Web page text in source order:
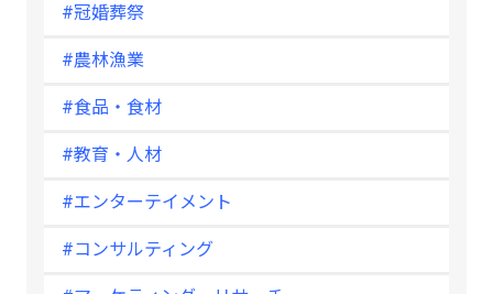
#冠婚葬祭
#農林漁業
#食品・食材
#教育・人材
#エンターテイメント
#コンサルティング